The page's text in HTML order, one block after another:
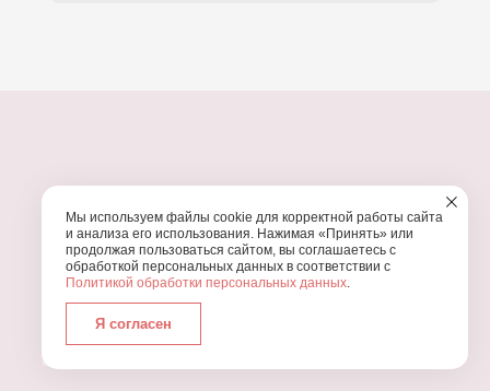
УЗНАЙТЕ, ПОЧЕМУ ПРОВЕДЕНИЕВАШЕГО
ПРАЗДНИКА СТОИТ ДОВЕРИТЬ НАМ
Работаем с 2016 года
Мы используем файлы cookie для корректной работы сайта
и анализа его использования. Нажимая «Принять» или
продолжая пользоваться сайтом, вы соглашаетесь с
обработкой персональных данных в соответствии с
Политикой обработки персональных данных.
Я согласен